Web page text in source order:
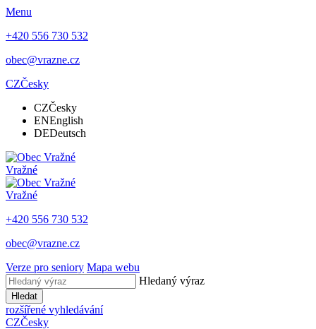
Menu
+420 556 730 532
obec@vrazne.cz
CZČesky
CZČesky
ENEnglish
DEDeutsch
Vražné
Vražné
+420 556 730 532
obec@vrazne.cz
Verze pro seniory Mapa webu
Hledaný výraz
Hledat
rozšířené vyhledávání
CZČesky